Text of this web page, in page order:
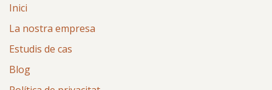
Inici
La nostra empresa
Estudis de cas
Blog